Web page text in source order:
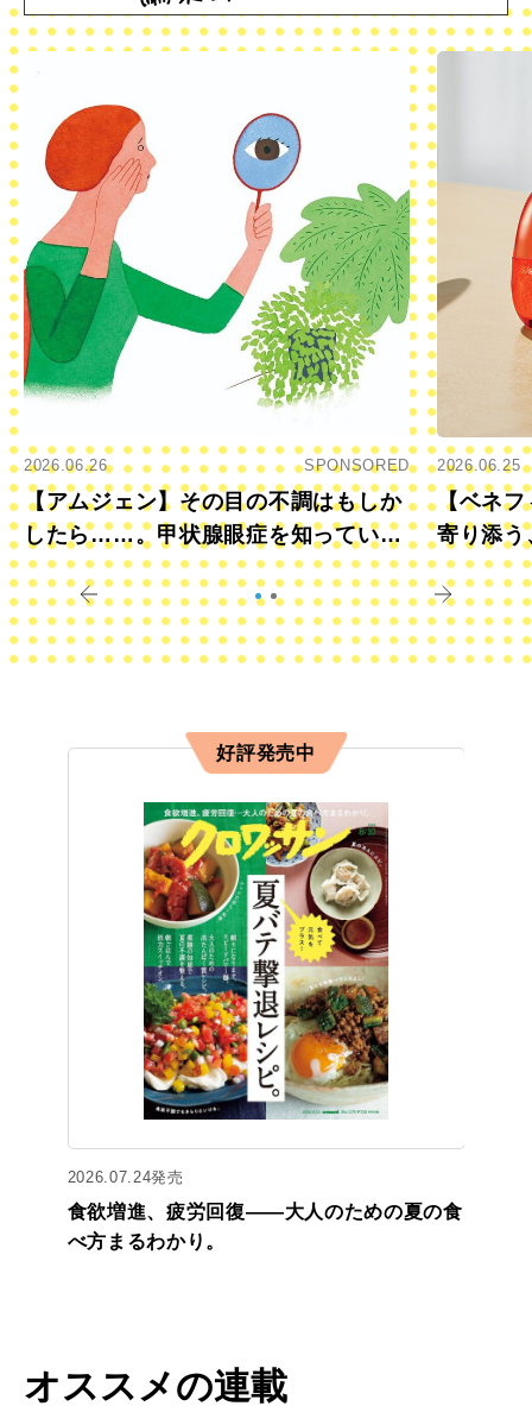
2026.06.26 SPONSORED
【アムジェン】その目の不調はもしか
したら……。甲状腺眼症を知っていま
すか？
2026.06.25
【ベネフ
寄り添う
きに
好評発売中
2026.07.24発売
食欲増進、疲労回復——大人のための夏の食
べ方まるわかり。
オススメの連載